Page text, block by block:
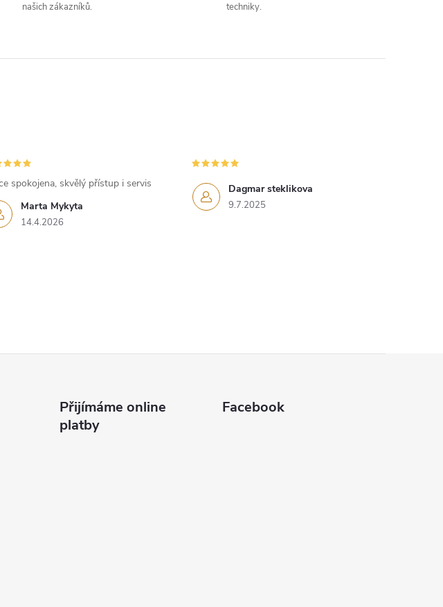
našich zákazníků.
techniky.
Marta Mykyta
14.4.2026
spokojena, skvělý přístup i servis Dagmar steklikova
9.7.2025
Přijímáme online
platby
Facebook